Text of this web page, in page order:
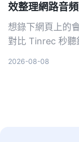
效整理網路音頻
想錄下網頁上的
對比 Tinrec 秒
2026-08-08